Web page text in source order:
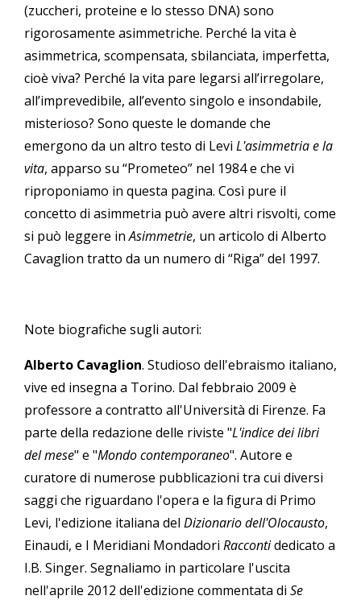
(zuccheri, proteine e lo stesso DNA) sono
rigorosamente asimmetriche. Perché la vita è
asimmetrica, scompensata, sbilanciata, imperfetta,
cioè viva? Perché la vita pare legarsi all’irregolare,
all’imprevedibile, all’evento singolo e insondabile,
misterioso? Sono queste le domande che
emergono da un altro testo di Levi L'asimmetria e la
vita, apparso su “Prometeo” nel 1984 e che vi
riproponiamo in questa pagina. Così pure il
concetto di asimmetria può avere altri risvolti, come
si può leggere inAsimmetrie, un articolo di Alberto
Cavaglion tratto da un numero di “Riga” del 1997.
Note biografiche sugli autori:
Alberto Cavaglion. Studioso dell'ebraismo italiano,
vive ed insegna a Torino. Dal febbraio 2009 è
professore a contratto all'Università di Firenze. Fa
parte della redazione delle riviste "L'indice dei libri
del mese" e "Mondo contemporaneo". Autore e
curatore di numerose pubblicazioni tra cui diversi
saggi che riguardano l'opera e la figura di Primo
Levi, l'edizione italiana del Dizionario dell'Olocausto,
Einaudi, e I Meridiani Mondadori Raccontidedicato a
I.B. Singer. Segnaliamo in particolare l'uscita
nell'aprile 2012 dell'edizione commentata di Se